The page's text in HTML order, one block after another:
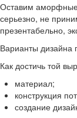
Оставим аморфные
серьезно, не
презентабельно,
Варианты дизайна
Как достичь той
материал;
конструкция
создание